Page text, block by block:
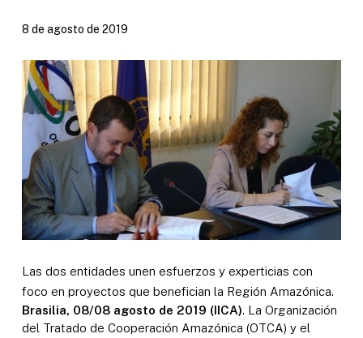
8 de agosto de 2019
Las dos entidades unen esfuerzos y experticias con
foco en proyectos que benefician la Región Amazónica.
Brasilia, 08/08 agosto de 2019 (IICA). La Organización
del Tratado de Cooperación Amazónica (OTCA) y el